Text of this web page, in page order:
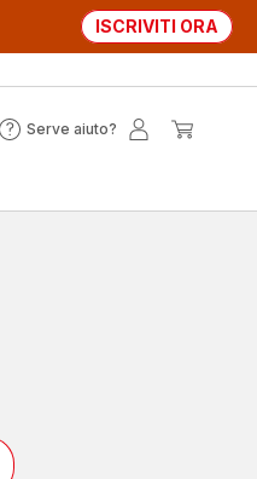
ISCRIVITI ORA
Serve aiuto?
Serve